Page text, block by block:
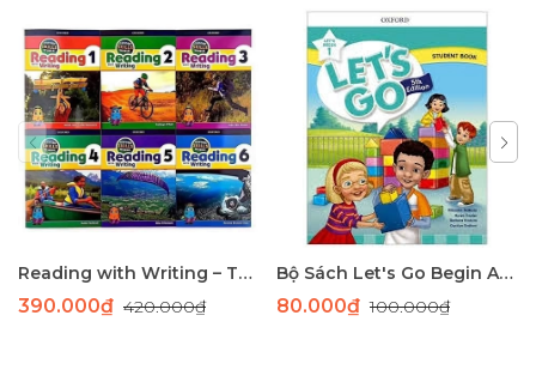
Reading with Writing – Trọn Bộ Sách Luyện Kỹ Năng Đọc Hiểu & Viết Tiếng Anh Từ Cơ Bản Đến Nâng Cao
390.000₫ 420.000₫
Bộ Sách Let's Go Begin A 5th Edition - Giáo Trình Tiếng Anh Dành Cho Học Sinh Tiểu Học
80.000₫100.000₫